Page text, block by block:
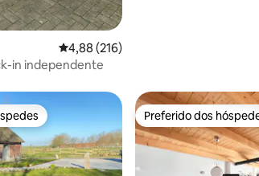
4,88 de uma avaliação média de 5,
4,88 (216)
in independente
dos hóspedes Preferido dos
Preferido dos